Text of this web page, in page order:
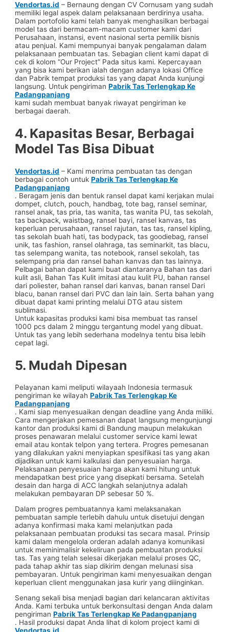
Vendortas.id – Bernaung dengan CV Cornusam yang sudah
memiliki legal aspek dalam pelaksanaan berdirinya usaha.
Dalam portofolio kami telah banyak menghasilkan berbagai
model tas dari bermacam-macam customer kami dari
Perusahaan, instansi, event nasional serta pemilik bisnis
atau penjual. Kami mempunyai banyak pengalaman dalam
pelaksanaan pembuatan tas. Sebagian client kami dapat di
cek di kolom “Our Project” Pada situs kami. Kepercayaan
yang bisa kami berikan ialah dengan adanya lokasi Office
dan Pabrik tempat produksi tas yang dapat Anda kunjungi
langsung. Untuk pengirimanPabrik Tas Terlengkap Ke
Padangpanjang
kami sudah membuat banyak riwayat pengiriman ke
berbagai daerah.
4. Kapasitas Besar, Berbagai
Model Tas Bisa Dibuat
Vendortas.id – Kami menrima pembuatan tas dengan
berbagai contoh untukPabrik Tas Terlengkap Ke
Padangpanjang
. Beragam jenis dan bentuk ransel dapat kami kerjakan mulai
dompet, clutch, pouch, handbag, tote bag, ransel seminar,
ransel anak, tas pria, tas wanita, tas wanita PU, tas sekolah,
tas backpack, waistbag, ransel bayi, ransel kanvas, tas
keperluan perusahaan, ransel rajutan, tas tas, ransel kipling,
tas sekolah buah hati, tas bodypack, tas goodiebag, ransel
unik, tas fashion, ransel olahraga, tas seminarkit, tas blacu,
tas selempang wanita, tas notebook, ransel sekolah, tas
selempang pria dan ransel bahan kanvas dan tas lainnya.
Pelbagai bahan dapat kami buat diantaranya Bahan tas dari
kulit asli, Bahan Tas Kulit imitasi atau kulit PU, bahan ransel
dari poliester, bahan ransel dari kanvas, banan ransel Dari
blacu, banan ransel dari PVC dan lain lain. Serta bahan yang
dibuat dapat kami printing melalui DTG atau sistem
sublimasi.
Untuk kapasitas produksi kami bisa membuat tas ransel
1000 pcs dalam 2 minggu tergantung model yang dibuat.
Untuk tas yang lebih sederhana modelnya tentu bisa lebih
cepat lagi.
5. Mudah Dipesan
Pelayanan kami meliputi wilayaah Indonesia termasuk
pengiriman ke wilayahPabrik Tas Terlengkap Ke
Padangpanjang
. Kami siap menyesuaikan dengan deadline yang Anda miliki.
Cara mengerjakan pemesanan dapat langsung mengunjungi
kantor dan produksi kami di Bandung maupun melakukan
proses penawaran melalui customer service kami lewat
email atau kontak telpon yang tertera. Progres pemesanan
yang dilakukan yakni menyiapkan spesifikasi tas yang akan
dijadikan untuk kami kalkulasi dan penyesuaian harga.
Pelaksanaan penyesuaian harga akan kami hitung untuk
mendapatkan best price yang disepkati bersama. Setelah
desain dan harga di ACC langkah selanjutnya adalah
melakukan pembayaran DP sebesar 50 %.
Dalam progres pembuatannya kami melaksanakan
pembuatan sample terlebih dahulu untuk disetujui dengan
adanya konfirmasi maka kami melanjutkan pada
pelaksanaan pembuatan produksi tas secara masal. Prinsip
kami dalam mengelola orderan adalah adanya komunikasi
untuk meminimalisir kekeliruan pada pembuatan produksi
tas. Tas yang telah selesai dikerjakan melalui proses QC,
pada tahap akhir tas siap dikirim dengan melunasi sisa
pembayaran. Untuk pengiriman kami menyesuaikan dengan
keperluan client menggunakan jasa kurir yang diiinginkan.
Senang sekali bisa menjadi bagian dari kelancaran aktivitas
Anda. Kami terbuka untuk berkonsultasi dengan Anda dalam
pengirimanPabrik Tas Terlengkap Ke Padangpanjang
. Hasil produksi dapat Anda lihat di kolom project kami di
Vendortas.id